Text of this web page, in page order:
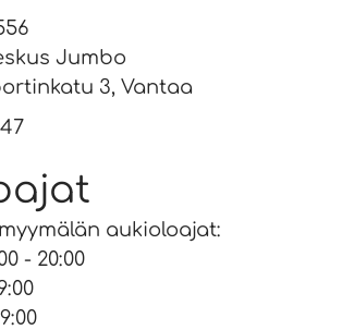
Jumbo
3, Vantaa
aukioloajat:
- 20:00